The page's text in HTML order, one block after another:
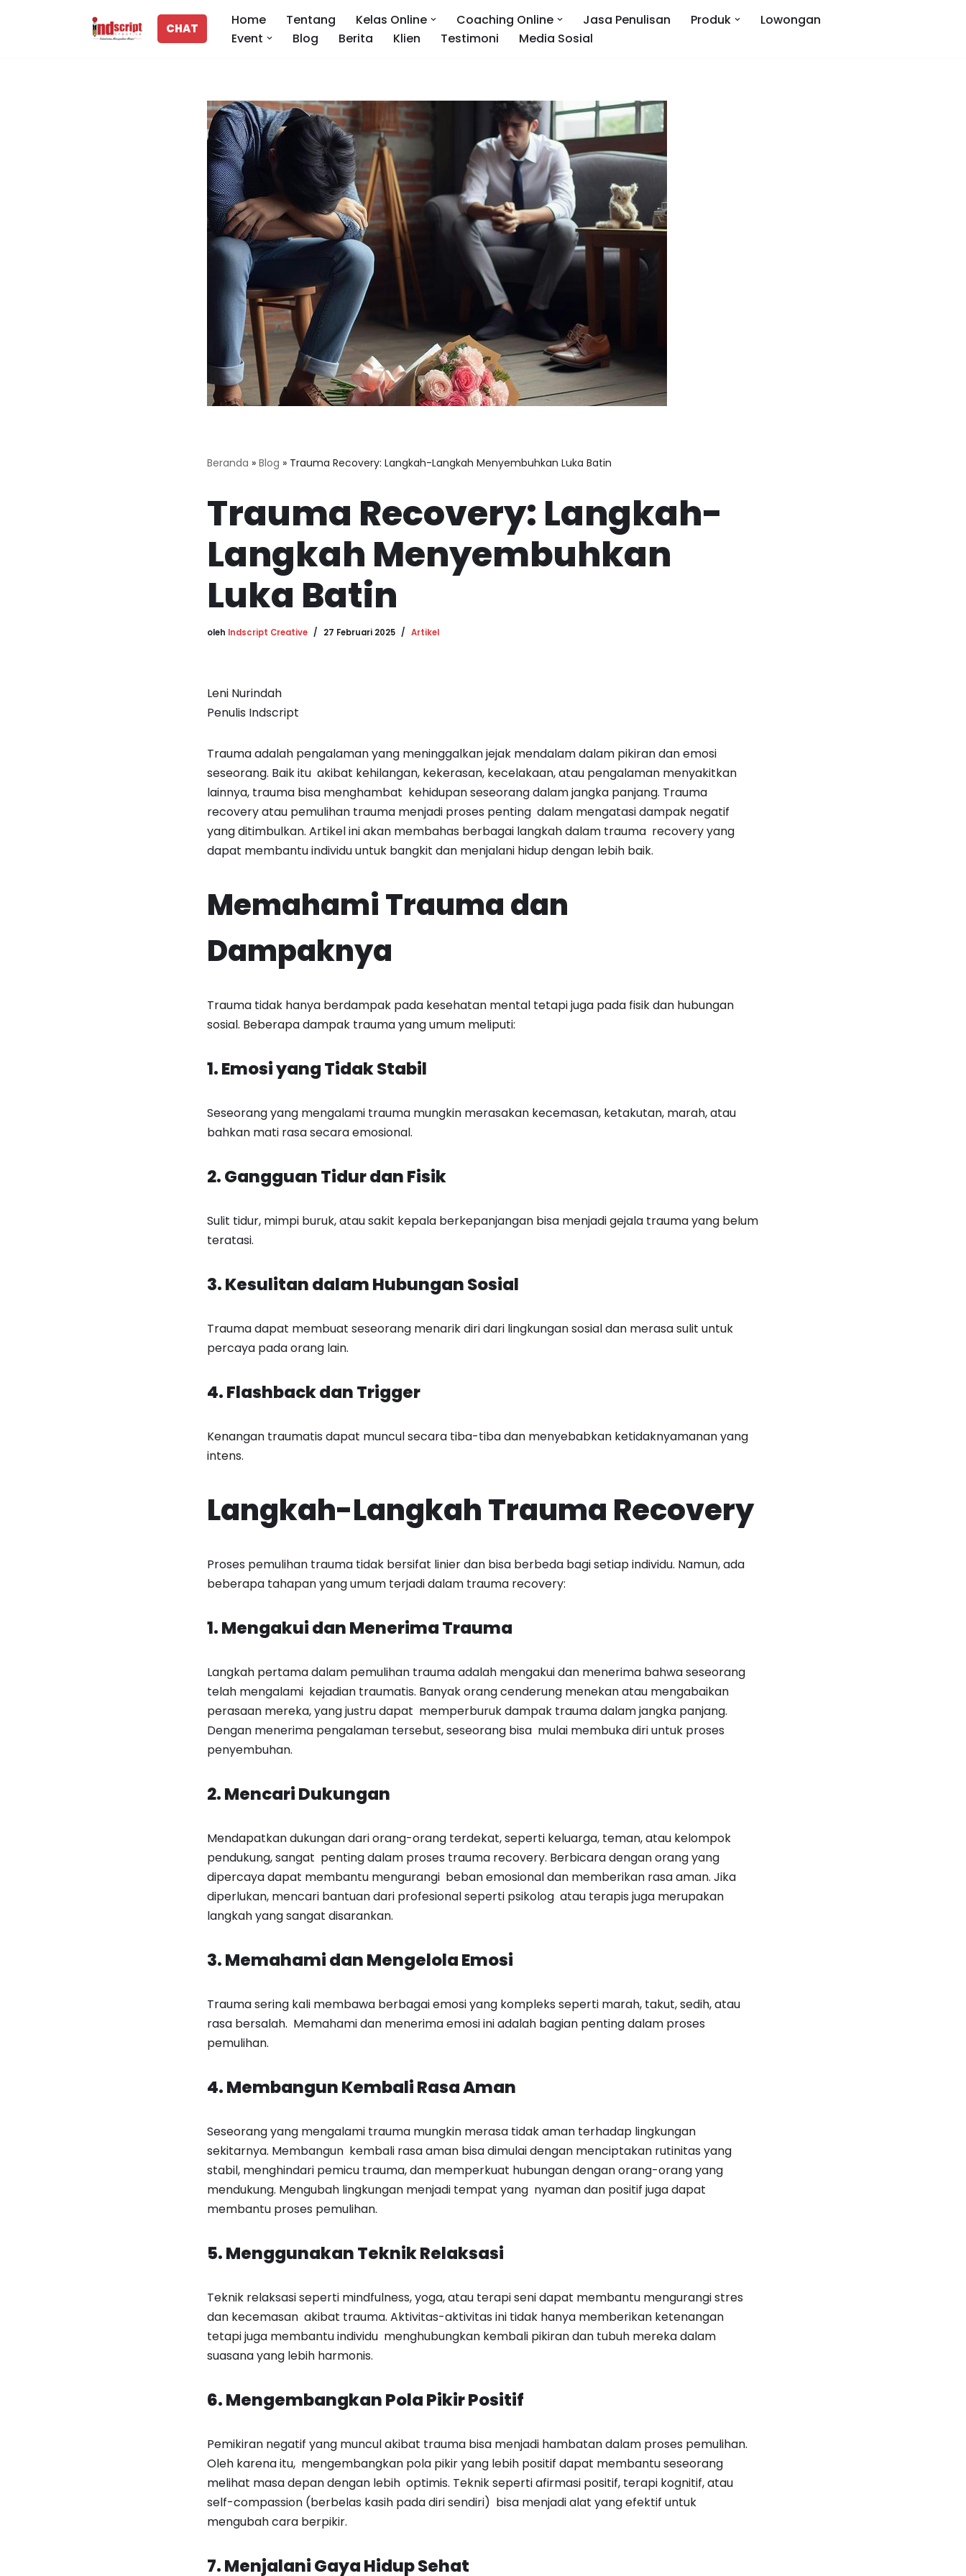
CHAT
Home Tentang Kelas Online Coaching Online Jasa Penulisan Produk
Lowongan
Event
Blog Berita Klien Testimoni Media Sosial
Beranda » Blog » Trauma Recovery: Langkah-Langkah Menyembuhkan Luka Batin
Trauma Recovery: Langkah-
Langkah Menyembuhkan
Luka Batin
oleh Indscript Creative 27 Februari 2025 Artikel
Leni Nurindah
Penulis Indscript
Trauma adalah pengalaman yang meninggalkan jejak mendalam dalam pikiran dan emosi
seseorang. Baik itu akibat kehilangan, kekerasan, kecelakaan, atau pengalaman menyakitkan
lainnya, trauma bisa menghambat kehidupan seseorang dalam jangka panjang. Trauma
recovery atau pemulihan trauma menjadi proses penting dalam mengatasi dampak negatif
yang ditimbulkan. Artikel ini akan membahas berbagai langkah dalam trauma recovery yang
dapat membantu individu untuk bangkit dan menjalani hidup dengan lebih baik.
Memahami Trauma dan
Dampaknya
Trauma tidak hanya berdampak pada kesehatan mental tetapi juga pada fisik dan hubungan
sosial. Beberapa dampak trauma yang umum meliputi:
1. Emosi yang Tidak Stabil
Seseorang yang mengalami trauma mungkin merasakan kecemasan, ketakutan, marah, atau
bahkan mati rasa secara emosional.
2. Gangguan Tidur dan Fisik
Sulit tidur, mimpi buruk, atau sakit kepala berkepanjangan bisa menjadi gejala trauma yang belum
teratasi.
3. Kesulitan dalam Hubungan Sosial
Trauma dapat membuat seseorang menarik diri dari lingkungan sosial dan merasa sulit untuk
percaya pada orang lain.
4. Flashback dan Trigger
Kenangan traumatis dapat muncul secara tiba-tiba dan menyebabkan ketidaknyamanan yang
intens.
Langkah-Langkah Trauma Recovery
Proses pemulihan trauma tidak bersifat linier dan bisa berbeda bagi setiap individu. Namun, ada
beberapa tahapan yang umum terjadi dalam trauma recovery:
1. Mengakui dan Menerima Trauma
Langkah pertama dalam pemulihan trauma adalah mengakui dan menerima bahwa seseorang
telah mengalami kejadian traumatis. Banyak orang cenderung menekan atau mengabaikan
perasaan mereka, yang justru dapat memperburuk dampak trauma dalam jangka panjang.
Dengan menerima pengalaman tersebut, seseorang bisa mulai membuka diri untuk proses
penyembuhan.
2. Mencari Dukungan
Mendapatkan dukungan dari orang-orang terdekat, seperti keluarga, teman, atau kelompok
pendukung, sangat penting dalam proses trauma recovery. Berbicara dengan orang yang
dipercaya dapat membantu mengurangi beban emosional dan memberikan rasa aman. Jika
diperlukan, mencari bantuan dari profesional seperti psikolog atau terapis juga merupakan
langkah yang sangat disarankan.
3. Memahami dan Mengelola Emosi
Trauma sering kali membawa berbagai emosi yang kompleks seperti marah, takut, sedih, atau
rasa bersalah. Memahami dan menerima emosi ini adalah bagian penting dalam proses
pemulihan.
4. Membangun Kembali Rasa Aman
Seseorang yang mengalami trauma mungkin merasa tidak aman terhadap lingkungan
sekitarnya. Membangun kembali rasa aman bisa dimulai dengan menciptakan rutinitas yang
stabil, menghindari pemicu trauma, dan memperkuat hubungan dengan orang-orang yang
mendukung. Mengubah lingkungan menjadi tempat yang nyaman dan positif juga dapat
membantu proses pemulihan.
5. Menggunakan Teknik Relaksasi
Teknik relaksasi seperti mindfulness, yoga, atau terapi seni dapat membantu mengurangi stres
dan kecemasan akibat trauma. Aktivitas-aktivitas ini tidak hanya memberikan ketenangan
tetapi juga membantu individu menghubungkan kembali pikiran dan tubuh mereka dalam
suasana yang lebih harmonis.
6. Mengembangkan Pola Pikir Positif
Pemikiran negatif yang muncul akibat trauma bisa menjadi hambatan dalam proses pemulihan.
Oleh karena itu, mengembangkan pola pikir yang lebih positif dapat membantu seseorang
melihat masa depan dengan lebih optimis. Teknik seperti afirmasi positif, terapi kognitif, atau
self-compassion (berbelas kasih pada diri sendiri) bisa menjadi alat yang efektif untuk
mengubah cara berpikir.
7. Menjalani Gaya Hidup Sehat